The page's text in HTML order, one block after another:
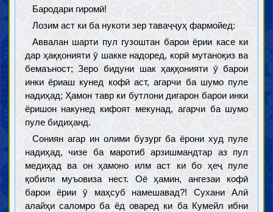
Бародари гиромӣ!
Лозим аст ки ба нукоти зер таваҷҷуҳ фармойед:
Аввалан шарти пул гузоштан барои ёрии касе ки
дар ҳаққонияти ӯ шакке надоред, корӣ мутаноқиз ва
бемаъност; Зеро бидуни шак ҳаққонияти ӯ барои
инки ёриаш кунед кофӣ аст, агарчи ба шумо пуле
надиҳад; Ҳамон тавр ки бутлони дигарон барои инки
ёришон накунед кифоят мекунад, агарчи ба шумо
пуле бидиҳанд.
Сониян агар ин олими бузург ба ёрони худ пуле
надиҳад, чизе ба маротиб арзишмандтар аз пул
медиҳад ва он ҳамоно илм аст ки бо ҳеҷ пуле
қобили муъовиза нест. Оё ҳамин, ангезаи кофӣ
барои ёрии ӯ маҳсуб намешавад?! Сухани Алӣ
алайҳи саломро ба ёд оваред ки ба Кумейл ибни